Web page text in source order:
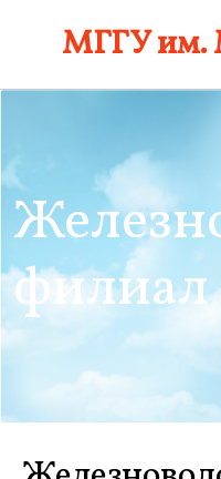
МГГУ им.
филиал